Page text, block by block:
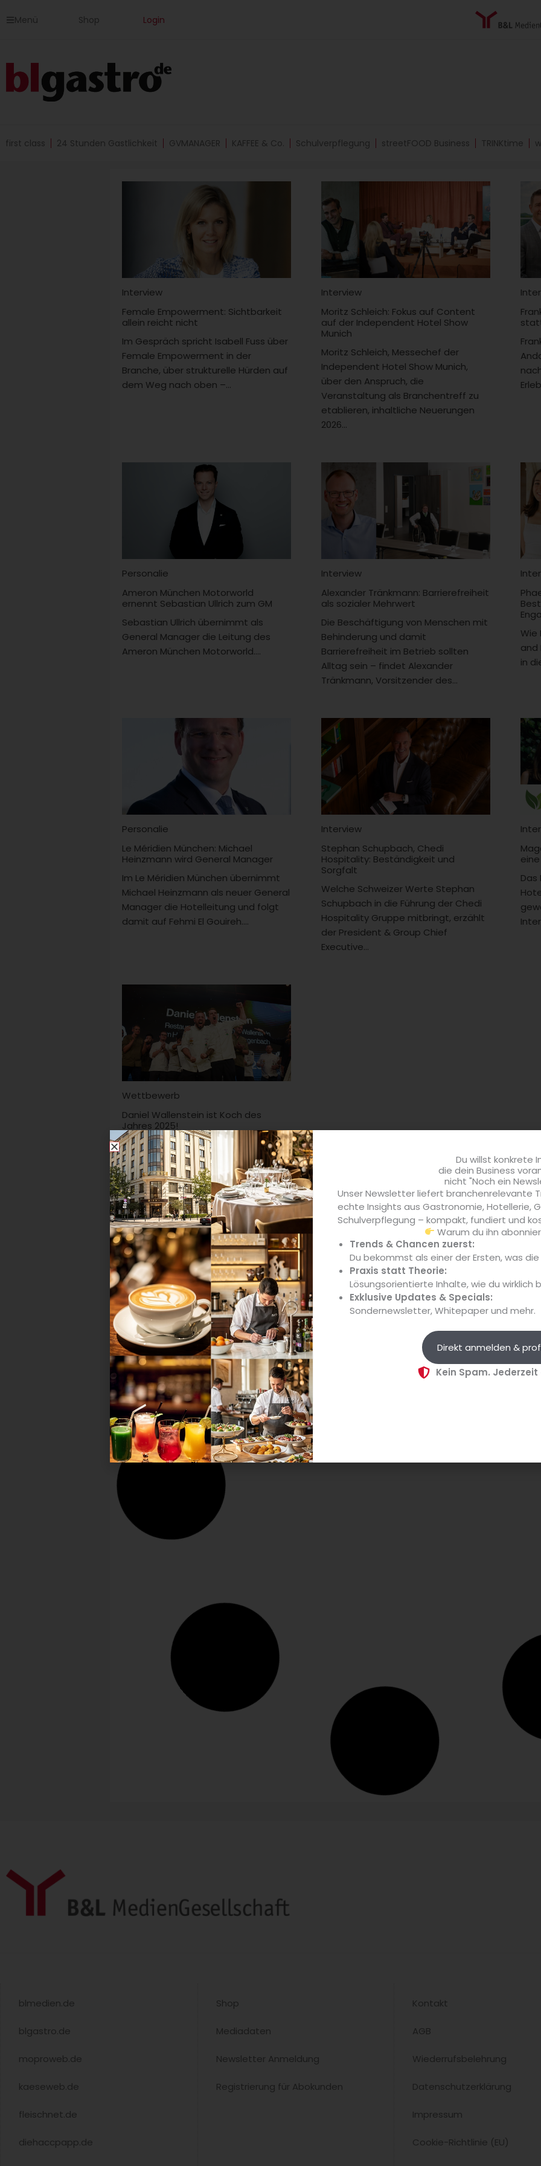
InhaltMenü Shop Login
first class 24 Stunden Gastlichkeit GVMANAGER KAFFEE & Co. Schulverpflegung streetFOOD Business TRINKtime
Interview
Female Empowerment: Sichtbarkeit
allein reicht nicht
Im Gespräch spricht Isabell Fuss über
Female Empowerment in der
Branche, über strukturelle Hürden auf
dem Weg nach oben –...
Interview
Moritz Schleich: Fokus auf Content
auf der Independent Hotel Show
Munich
Moritz Schleich, Messechef der
Independent Hotel Show Munich,
über den Anspruch, die
Veranstaltung als Branchentreff zu
etablieren, inhaltliche Neuerungen
2026...
Personalie
Ameron München Motorworld
ernennt Sebastian Ullrich zum GM
Sebastian Ullrich übernimmt als
General Manager die Leitung des
Ameron München Motorworld....
Interview
Alexander Tränkmann: Barrierefreiheit
als sozialer Mehrwert
Die Beschäftigung von Menschen mit
Behinderung und damit
Barrierefreiheit im Betrieb sollten
Alltag sein – findet Alexander
Tränkmann, Vorsitzender des...
Wie
and
in
Personalie
Le Méridien München: Michael
Heinzmann wird General Manager
Im Le Méridien München übernimmt
Michael Heinzmann als neuer General
Manager die Hotelleitung und folgt
damit auf Fehmi El Gouireh....
Interview
Stephan Schupbach, Chedi
Hospitality: Beständigkeit und
Sorgfalt
Welche Schweizer Werte Stephan
Schupbach in die Führung der Chedi
Hospitality Gruppe mitbringt, erzählt
der President & Group Chief
Executive...
Wettbewerb
Daniel Wallenstein ist Koch des
Jahres 2025!
Daniel Wallenstein ist Koch des
Jahres 2025 – und begeistert die
Branche mit einem herausragend
durchdachten Drei-Gänge-Menü. Im
spektakulären Jubiläumsfinale...
Präsidium im Amt bestätigt und im
Rahmen der Versammlung der
Landesdelegierten politische Erfolge
sowie Zukunftsthemen...
auf
sich
Auszeichnung
43. Deutsche
Jugendmeisterschaften:
Deutschlands Nachwuchs im
Gastgewerbe ausgezeichnet
Zwei Tage lang kämpften
Deutschlands 51 beste
Auszubildende im Gastgewerbe bei
den 43. Deutschen
Jugendmeisterschaften um die Titel
„Deutscher Jugendmeister...
Hyatt: Felicity Black-Roberts im
Führungswechsel
Widmann’s Alb.leben erlebt
Generationswechsel
Andreas Widmann und seine Frau
Anna übernehmen den
Moritz Schleich ist der neue
Verantwortliche für die Independent
Hotel Show Munich. Im Interview
spricht er über neue Formate für...
The Florentin Frankfurt: Niclas
Nußbaumer übernimmt Küche
Du willst konkrete
die dein Business
nicht "Noch ein
Unser Newsletter liefert branchenrelevante
echte Insights aus Gastronomie, Hotellerie,
Schulverpflegung – kompakt, fundiert und
Warum du ihn
Trends & Chancen zuerst:
Du bekommst als einer der Ersten, was
Praxis statt Theorie:
Lösungsorientierte Inhalte, wie du wirklich
Exklusive Updates & Specials:
Sondernewsletter, Whitepaper und mehr.
Direkt anmelden &
Kein Spam.